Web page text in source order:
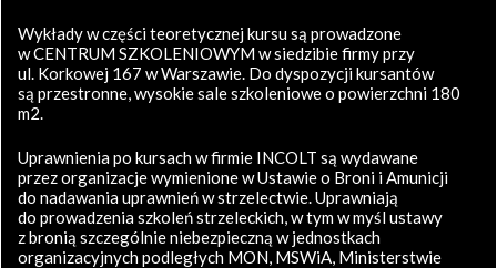
Wykłady w części teoretycznej kursu są prowadzone
w CENTRUM SZKOLENIOWYM w siedzibie firmy przy
ul. Korkowej 167 w Warszawie. Do dyspozycji kursantów
są przestronne, wysokie sale szkoleniowe o powierzchni 180
m2.
Uprawnienia po kursach w firmie INCOLT są wydawane
przez organizacje wymienione w Ustawie o Broni i Amunicji
do nadawania uprawnień w strzelectwie. Uprawniają
do prowadzenia szkoleń strzeleckich, w tym w myśl ustawy
z bronią szczególnie niebezpieczną w jednostkach
organizacyjnych podległych MON, MSWiA, Ministerstwie